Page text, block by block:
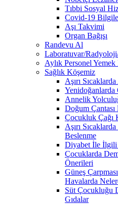
Tıbbi Sosyal
Covid-19
Aşı Takvimi
Organ Bağışı
Randevu Al
Laboratuvar/
Aylık Personel Yemek
Sağlık Köşemiz
Aşırı
Yenidoğanlarda
Annelik
Doğum Çantası
Çocukluk Çağı
Aşırı
Beslenme
Diyabet İle İlgili
Çocuklarda
Önerileri
Güneş
Havalarda
Süt Çocukluğu
Gıdalar